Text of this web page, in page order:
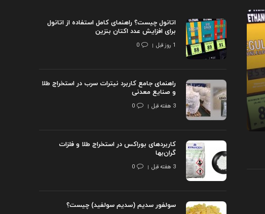
اتانول چیست؟ راهنمای کامل استفاده از اتانول
برای افزایش عدد اکتان بنزین
1 روز قبل 0
راهنمای جامع کاربرد نیترات سرب در استخراج طلا
و صنایع معدنی
3 هفته قبل 0
کاربردهای بوراکس در استخراج طلا و فلزات
گران‌بها
3 هفته قبل 0
سولفور سدیم (سدیم سولفید) چیست؟